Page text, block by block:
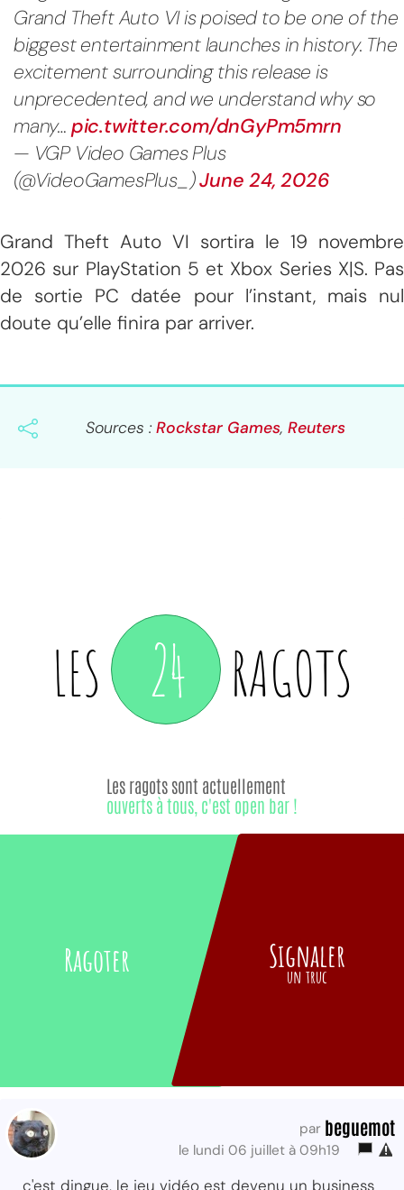
Grand Theft Auto VI is poised to be one of the
biggest entertainment launches in history. The
excitement surrounding this release is
unprecedented, and we understand why so
many… pic.twitter.com/dnGyPm5mrn
— VGP Video Games Plus
(@VideoGamesPlus_)June 24, 2026
Grand Theft Auto VI sortira le 19 novembre
2026 sur PlayStation 5 et Xbox Series X|S. Pas
de sortie PC datée pour l’instant, mais nul
doute qu’elle finira par arriver.
Sources : Rockstar Games, Reuters
LES 24 RAGOTS
Ragoter
Les ragots sont actuellement
ouverts à tous, c'est open bar !
Signaler
un truc
par beguemot
le lundi 06 juillet à 09h19
c'est dingue, le jeu vidéo est devenu un business